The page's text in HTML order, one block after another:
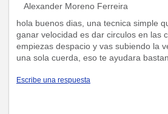
Alexander Moreno Ferreira
hola buenos dias, una tecnica simple
ganar velocidad es dar circulos en las
empiezas despacio y vas subiendo la
una sola cuerda, eso te ayudara
Escribe una respuesta